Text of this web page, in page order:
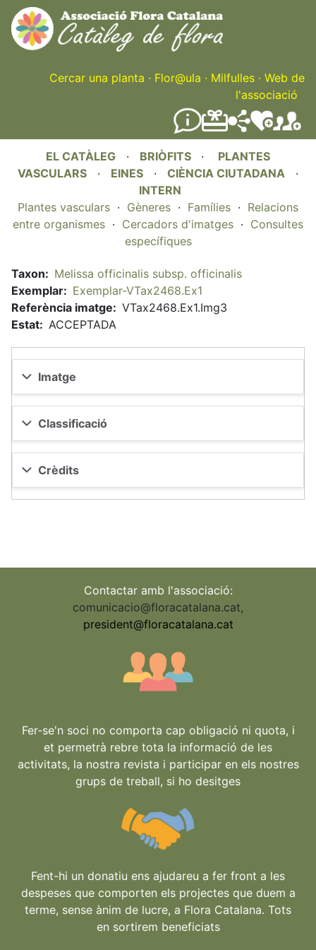
Skip
to
main
content
Cercar una planta · Flor@ula · Milfulles · Web de
l'associació
EL CATÀLEG · BRIÒFITS · PLANTES
VASCULARS · EINES · CIÈNCIA CIUTADANA ·
INTERN
Plantes vasculars · Gèneres · Famílies · Relacions
entre organismes · Cercadors d'imatges · Consultes
específiques
Taxon
Melissa officinalis subsp. officinalis
Exemplar
Exemplar-VTax2468.Ex1
Referència imatge
VTax2468.Ex1.Img3
Estat
ACCEPTADA
Imatge
Classificació
Crèdits
Contactar amb l'associació:
comunicacio@floracatalana.cat,
president@floracatalana.cat
Fer-se'n soci no comporta cap obligació ni quota, i
et permetrà rebre tota la informació de les
activitats, la nostra revista i participar en els nostres
grups de treball, si ho desitges
Fent-hi un donatiu ens ajudareu a fer front a les
despeses que comporten els projectes que duem a
terme, sense ànim de lucre, a Flora Catalana. Tots
en sortirem beneficiats